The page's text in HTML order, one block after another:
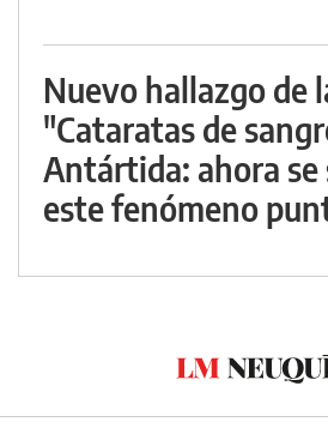
Nuevo hallazgo de
"Cataratas de
Antártida: ahora se
este fenómeno